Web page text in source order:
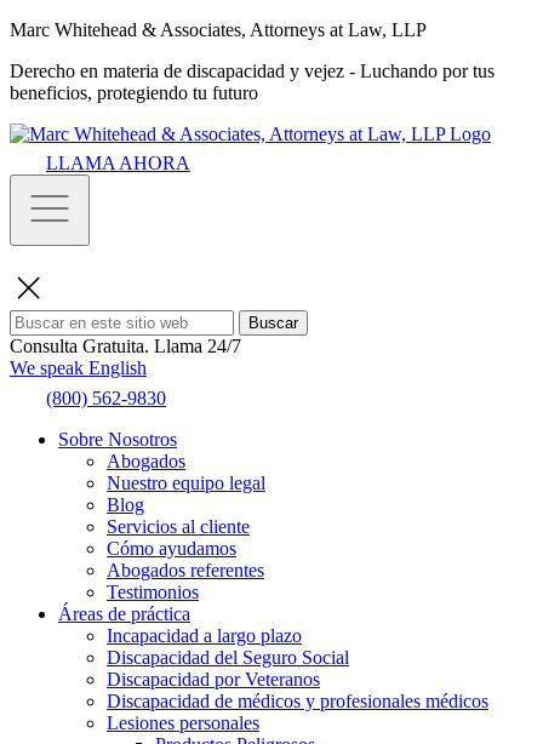
Marc Whitehead & Associates, Attorneys at Law, LLP
Derecho en materia de discapacidad y vejez - Luchando por tus
beneficios, protegiendo tu futuro
LLAMA AHORA
Buscar
Consulta Gratuita. Llama 24/7
We speak English
(800) 562-9830
Sobre Nosotros
Abogados
Nuestro equipo legal
Blog
Servicios al cliente
Cómo ayudamos
Abogados referentes
Testimonios
Áreas de práctica
Incapacidad a largo plazo
Discapacidad del Seguro Social
Discapacidad por Veteranos
Discapacidad de médicos y profesionales médicos
Lesiones personales